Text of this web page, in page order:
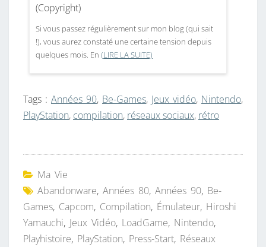
(Copyright)
Si vous passez régulièrement sur mon blog (qui sait
!), vous aurez constaté une certaine tension depuis
quelques mois. En (LIRE LA SUITE)
Tags : Années 90, Be-Games, Jeux vidéo, Nintendo,
PlayStation, compilation, réseaux sociaux, rétro
Ma Vie
Abandonware, Années 80, Années 90, Be-
Games, Capcom, Compilation, Émulateur, Hiroshi
Yamauchi, Jeux Vidéo, LoadGame, Nintendo,
Playhistoire, PlayStation, Press-Start, Réseaux